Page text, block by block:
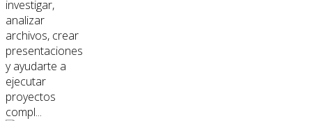
investigar,
analizar
archivos, crear
presentaciones
y ayudarte a
ejecutar
proyectos
compl...